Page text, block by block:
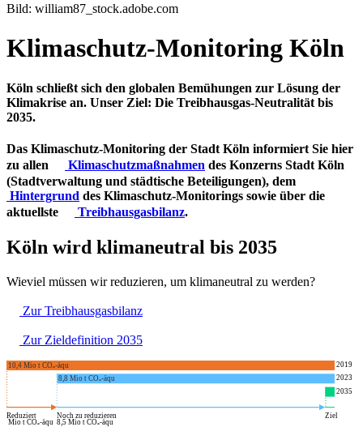
Bild: william87_stock.adobe.com
Klimaschutz-Monitoring Köln
Köln schließt sich den globalen Bemühungen zur Lösung der
Klimakrise an. Unser Ziel: Die Treibhausgas-Neutralität bis
2035.
Das Klimaschutz-Monitoring der Stadt Köln informiert Sie hier
zu allen
Klimaschutzmaßnahmen des Konzerns Stadt Köln
(Stadtverwaltung und städtische Beteiligungen), dem
Hintergrund des Klimaschutz-Monitorings sowie über die
aktuellste
Treibhausgasbilanz.
Köln wird klimaneutral bis 2035
Wieviel müssen wir reduzieren, um klimaneutral zu werden?
ZurTreibhausgasbilanz
ZurZieldefinition 2035
10,4 Mio t CO₂-äqu
Reduziert
Mio t CO₂-äqu
8,8 Mio t CO₂-äqu
Noch zu reduzieren
8,5 Mio t CO₂-äqu
Ziel
2019
2023
2035